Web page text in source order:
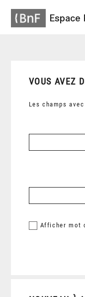
Espace
VOUS AVEZ
Les champs
Afficher mot